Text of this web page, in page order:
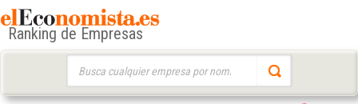
Ranking de Empresas